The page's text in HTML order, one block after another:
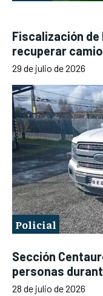
Fiscalización de
recuperar
29 de julio de 2026
Policial
Sección
personas
28 de julio de 2026